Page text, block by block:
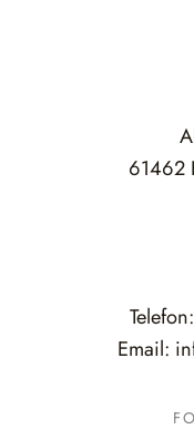
61462
Telefon:
Email: